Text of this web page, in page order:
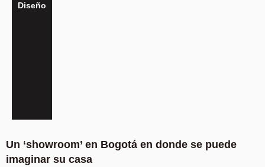
Diseño
Un ‘showroom’ en Bogotá en donde se puede
imaginar su casa